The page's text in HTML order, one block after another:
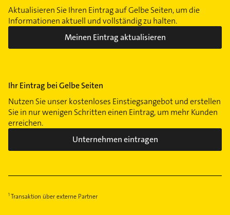
Aktualisieren Sie Ihren Eintrag auf Gelbe Seiten, um die
Informationen aktuell und vollständig zu halten.
Meinen Eintrag aktualisieren
Ihr Eintrag bei Gelbe Seiten
Nutzen Sie unser kostenloses Einstiegsangebot und erstellen
Sie in nur wenigen Schritten einen Eintrag, um mehr Kunden
erreichen.
Unternehmen eintragen
Transaktion über externe Partner